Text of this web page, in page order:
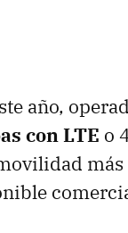
año,
con LTE o